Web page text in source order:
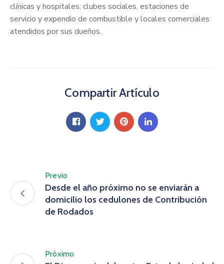
clínicas y hospitales; clubes sociales, estaciones de
servicio y expendio de combustible y locales comerciales
atendidos por sus dueños.
Compartir Artículo
Previo
Desde el año próximo no se enviarán a
domicilio los cedulones de Contribución
de Rodados
Próximo